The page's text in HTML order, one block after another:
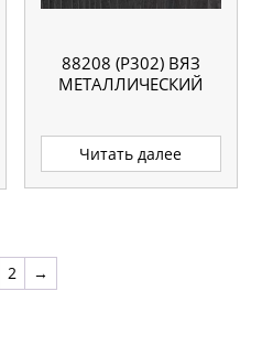
88208 (P302) ВЯЗ
МЕТАЛЛИЧЕСКИЙ
Читать далее
2 →